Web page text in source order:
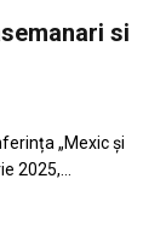
si
„Mexic și
2025,…